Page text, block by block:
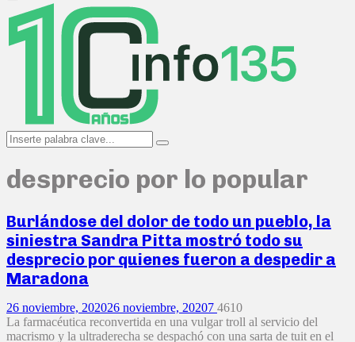
Primary
Menu
Search
for:
Search
desprecio por lo popular
Burlándose del dolor de todo un pueblo, la
siniestra Sandra Pitta mostró todo su
desprecio por quienes fueron a despedir a
Maradona
26 noviembre, 202026 noviembre, 20207 4610
La farmacéutica reconvertida en una vulgar troll al servicio del
macrismo y la ultraderecha se despachó con una sarta de tuit en el